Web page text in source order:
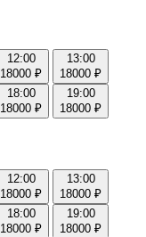
12:00
18000 ₽
13:00
18000 ₽
18:00
18000 ₽
19:00
18000 ₽
12:00
18000 ₽
13:00
18000 ₽
18:00
18000 ₽
19:00
18000 ₽